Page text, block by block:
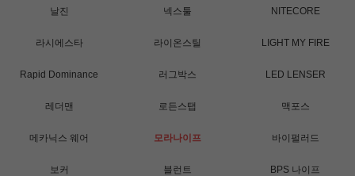
날진 넥스툴 NITECORE
라시에스타 라이온스틸 LIGHT MY FIRE
Rapid Dominance 러그박스 LED LENSER
레더맨 로든스탭 맥포스
메카닉스 웨어 모라나이프 바이펄러드
보커 블런트 BPS 나이프